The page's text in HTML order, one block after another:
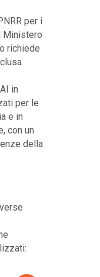
per i
Ministero
richiede
in
per le
e in
con un
della